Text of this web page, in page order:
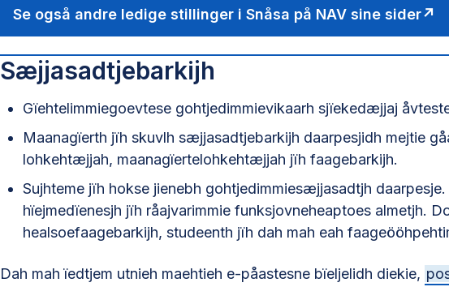
Se også andre ledige stillinger i Snåsa på NAV sine sider
Sæjjasadtjebarkijh
Gïehtelimmiegoevtese gohtjedimmievikaarh sjïekedæjjaj
Maanagïerth jïh skuvlh sæjjasadtjebarkijh daarpesjidh mejtie
lohkehtæjjah, maanagïertelohkehtæjjah jïh faagebarkijh.
Sujhteme jïh hokse jienebh gohtjedimmiesæjjasadtjh
hïejmedïenesjh jïh råajvarimmie funksjovneheaptoes almetjh.
healsoefaagebarkijh, studeenth jïh dah mah eah
Dah mah ïedtjem utnieh maehtieh e-påastesne bïeljelidh diekie,